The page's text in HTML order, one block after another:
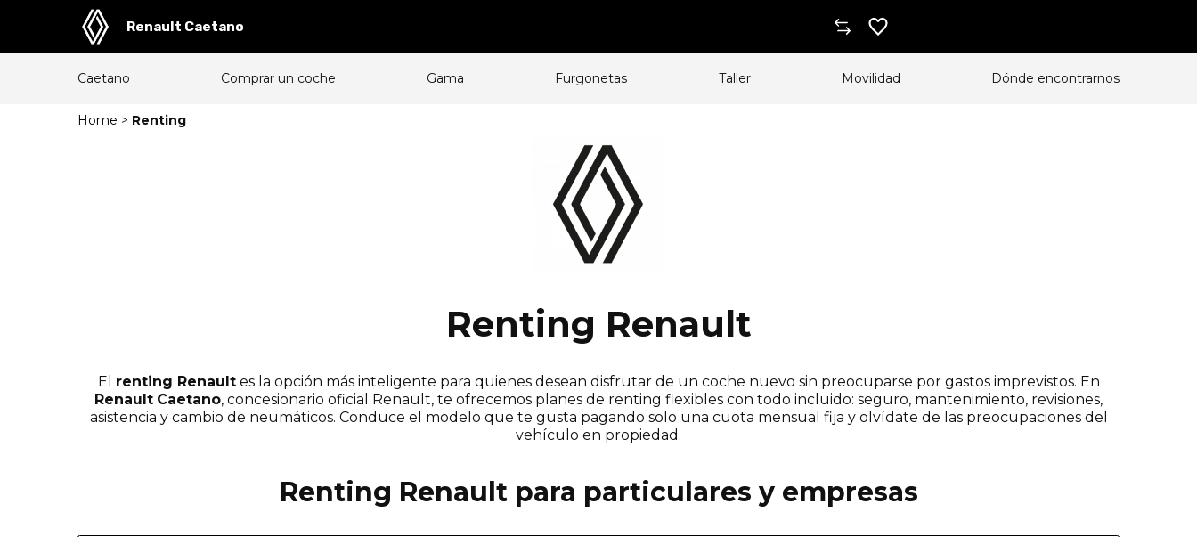
Renault Caetano
Caetano Comprar un coche Gama Furgonetas Taller Movilidad Dónde encontrarnos
Home > Renting
Renting Renault
El renting Renaultes la opción más inteligente para quienes desean disfrutar de un coche nuevo sin preocuparse por gastos imprevistos. En
Renault Caetano, concesionario oficial Renault, te ofrecemos planes de renting flexibles con todo incluido: seguro, mantenimiento, revisiones,
asistencia y cambio de neumáticos. Conduce el modelo que te gusta pagando solo una cuota mensual fija y olvídate de las preocupaciones del
vehículo en propiedad.
Renting Renault para particulares y empresas